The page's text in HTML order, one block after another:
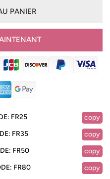
PANIER
FR25
copy
FR35
copy
FR50
copy
FR80
copy